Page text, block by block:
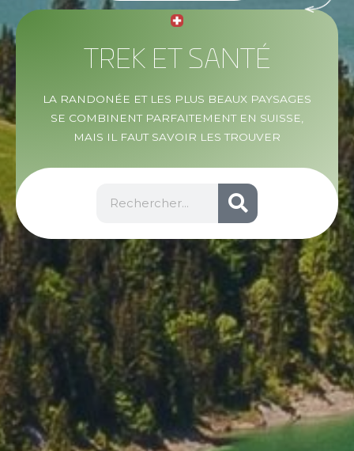
TREK ET SANTÉ
LA RANDONÉE ET LES PLUS BEAUX PAYSAGES
SE COMBINENT PARFAITEMENT EN SUISSE,
MAIS IL FAUT SAVOIR LES TROUVER